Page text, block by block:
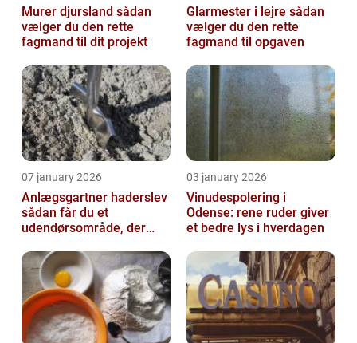
Murer djursland sådan
vælger du den rette
fagmand til dit projekt
Glarmester i lejre sådan
vælger du den rette
fagmand til opgaven
07 january 2026
Anlægsgartner haderslev
sådan får du et
udendørsområde, der
03 january 2026
Vinudespolering i
Odense: rene ruder giver
et bedre lys i hverdagen